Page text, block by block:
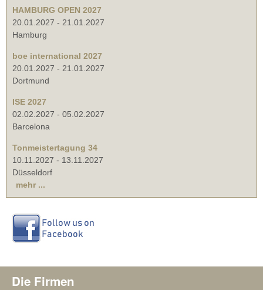
HAMBURG OPEN 2027
20.01.2027 - 21.01.2027
Hamburg
boe international 2027
20.01.2027 - 21.01.2027
Dortmund
ISE 2027
02.02.2027 - 05.02.2027
Barcelona
Tonmeistertagung 34
10.11.2027 - 13.11.2027
Düsseldorf
mehr ...
Die Firmen